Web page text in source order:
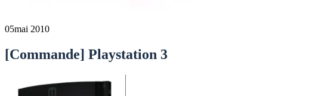
05mai 2010
[Commande] Playstation 3